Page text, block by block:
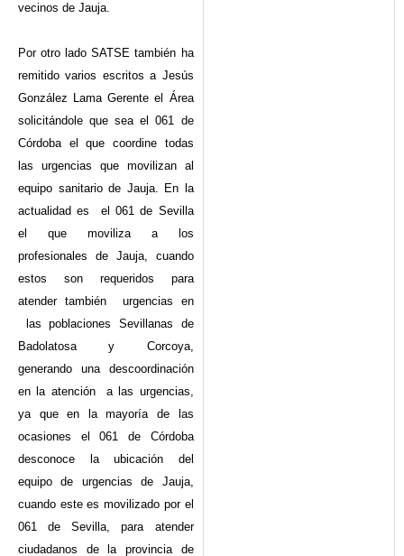
vecinos de Jauja.
Por otro lado SATSE también ha
remitido varios escritos a Jesús
González Lama Gerente el Área
solicitándole que sea el 061 de
Córdoba el que coordine todas
las urgencias que movilizan al
equipo sanitario de Jauja. En la
actualidad es el 061 de Sevilla
el que moviliza a los
profesionales de Jauja, cuando
estos son requeridos para
atender también urgencias en
las poblaciones Sevillanas de
Badolatosa y Corcoya,
generando una descoordinación
en la atención a las urgencias,
ya que en la mayoría de las
ocasiones el 061 de Córdoba
desconoce la ubicación del
equipo de urgencias de Jauja,
cuando este es movilizado por el
061 de Sevilla, para atender
ciudadanos de la provincia de